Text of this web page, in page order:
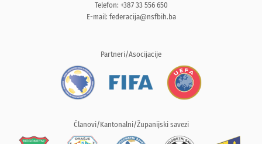
Telefon: +387 33 556 650
E-mail: federacija@nsfbih.ba
Partneri/Asocijacije
Članovi/Kantonalni/Županijski savezi